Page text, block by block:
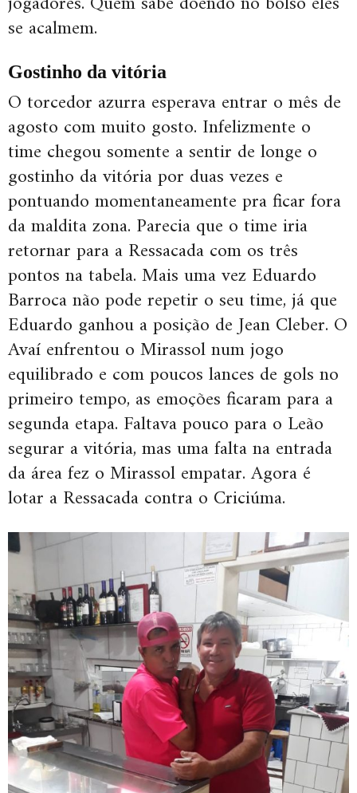
se acalmem.
Gostinho da vitória
O torcedor azurra esperava entrar o mês de
agosto com muito gosto. Infelizmente o
time chegou somente a sentir de longe o
gostinho da vitória por duas vezes e
pontuando momentaneamente pra ficar fora
da maldita zona. Parecia que o time iria
retornar para a Ressacada com os três
pontos na tabela. Mais uma vez Eduardo
Barroca não pode repetir o seu time, já que
Eduardo ganhou a posição de Jean Cleber. O
Avaí enfrentou o Mirassol num jogo
equilibrado e com poucos lances de gols no
primeiro tempo, as emoções ficaram para a
segunda etapa. Faltava pouco para o Leão
segurar a vitória, mas uma falta na entrada
da área fez o Mirassol empatar. Agora é
lotar a Ressacada contra o Criciúma.